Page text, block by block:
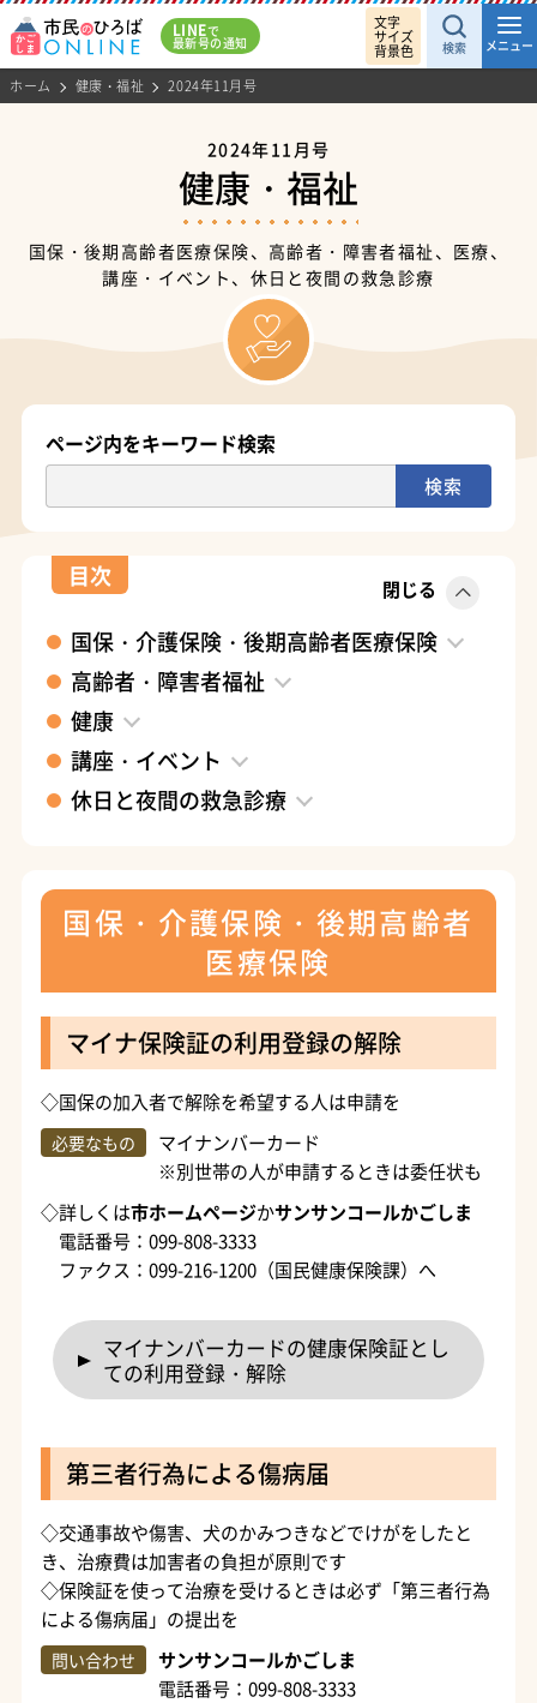
LINEで
最新号の通知
文字
サイズ
背景色 検索 メニュー
ホーム 健康・福祉 2024年11月号
2024年11月号
健康・福祉
国保・後期高齢者医療保険、高齢者・障害者福祉、医療、
講座・イベント、休日と夜間の救急診療
ページ内をキーワード検索
目次 閉じる
国保・介護保険・後期高齢者医療保険
高齢者・障害者福祉
健康
講座・イベント
休日と夜間の救急診療
国保・介護保険・後期高齢者
医療保険
マイナ保険証の利用登録の解除
◇国保の加入者で解除を希望する人は申請を
必要なもの
マイナンバーカード
※別世帯の人が申請するときは委任状も
◇詳しくは市ホームページかサンサンコールかごしま
電話番号：099-808-3333
ファクス：099-216-1200（国民健康保険課）へ
マイナンバーカードの健康保険証とし
ての利用登録・解除
第三者行為による傷病届
◇交通事故や傷害、犬のかみつきなどでけがをしたと
き、治療費は加害者の負担が原則です
◇保険証を使って治療を受けるときは必ず「第三者行為
による傷病届」の提出を
問い合わせ
サンサンコールかごしま
電話番号：099-808-3333